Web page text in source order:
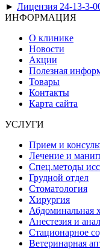
► Лицензия 24-13-3-
ИНФОРМАЦИЯ
О клинике
Новости
Акции
Полезная
Товары
Контакты
Карта сайта
УСЛУГИ
Прием и
Лечение и
Спец.методы
Грудной отдел
Стоматология
Хирургия
Абдоминальная
Анестезия и
Стационарное
Ветеринарная